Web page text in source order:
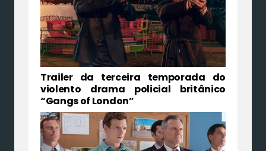
Trailer da terceira temporada do
violento drama policial britânico
“Gangs of London”